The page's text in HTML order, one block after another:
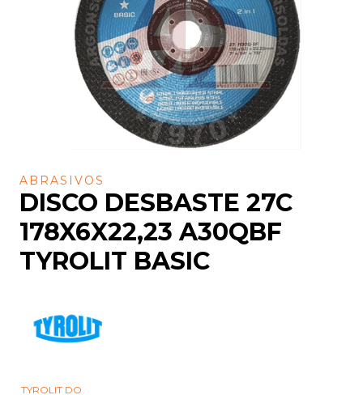
ABRASIVOS
DISCO DESBASTE 27C
178X6X22,23 A30QBF
TYROLIT BASIC
TYROLIT DO